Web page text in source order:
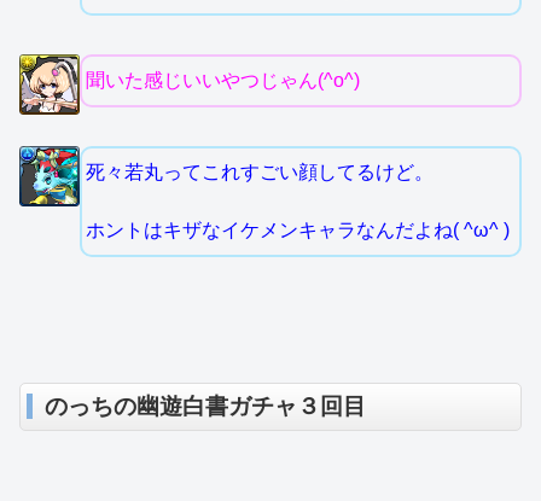
聞いた感じいいやつじゃん(^o^)
死々若丸ってこれすごい顔してるけど。
ホントはキザなイケメンキャラなんだよね( ^ω^ )
のっちの幽遊白書ガチャ３回目